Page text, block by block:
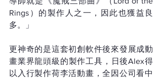
Rings）的製作人之一，因此也獲益良
多。」
更神奇的是這套初創軟件後來發展成動
畫業界龍頭級的製作工具，日後Alex得
以入行製作荷李活動畫，全因公司看中